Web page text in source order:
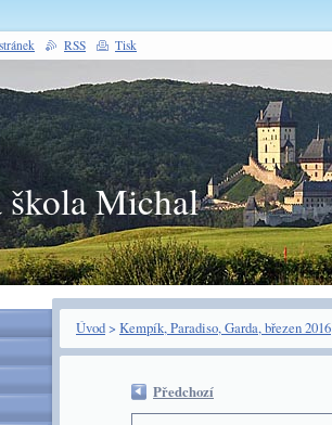
škola Michal
Úvod> Kempík, Paradiso, Garda, březen 2016
Předchozí
RSS Tisk